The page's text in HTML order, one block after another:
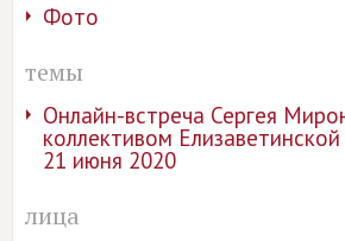
Фото
темы
Онлайн-встреча Сергея
коллективом
21 июня 2020
лица